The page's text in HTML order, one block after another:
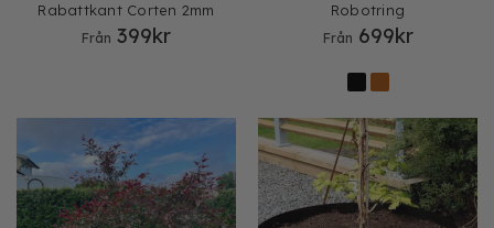
Rabattkant Corten 2mm
Från 399kr
Robotring
Från 699kr